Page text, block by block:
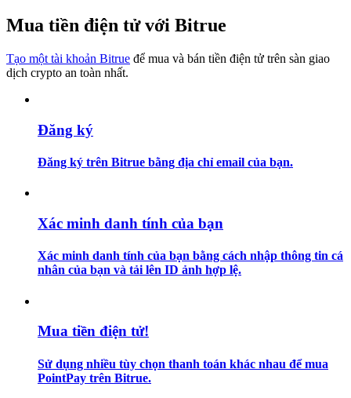
Hướng dẫn
Học cách duy trì lợi nhuận
Mua tiền điện tử với Bitrue
Tạo một tài khoản Bitrue để mua và bán tiền điện tử trên sàn giao
dịch crypto an toàn nhất.
Đăng ký
Đăng ký trên Bitrue bằng địa chỉ email của bạn.
Xác minh danh tính của bạn
Xác minh danh tính của bạn bằng cách nhập thông tin cá
nhân của bạn và tải lên ID ảnh hợp lệ.
Mua tiền điện tử!
Sử dụng nhiều tùy chọn thanh toán khác nhau để mua
PointPay trên Bitrue.